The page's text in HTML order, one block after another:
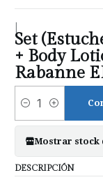
Set
+ Body
Rabanne
Cantidad
Mostrar stock
DESCRIPCIÓN